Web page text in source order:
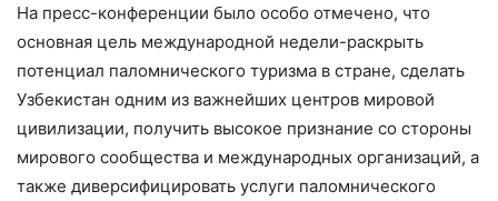
На пресс-конференции было особо отмечено, что
основная цель международной недели-раскрыть
потенциал паломнического туризма в стране, сделать
Узбекистан одним из важнейших центров мировой
цивилизации, получить высокое признание со стороны
мирового сообщества и международных организаций, а
также диверсифицировать услуги паломнического